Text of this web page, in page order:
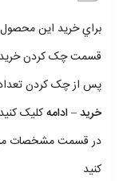
براي خريد اين محصول
قسمت چک کردن خريد
پس از چک کردن
خريد – ادامهکليک کنيد
در قسمت مشخصات
کنيد